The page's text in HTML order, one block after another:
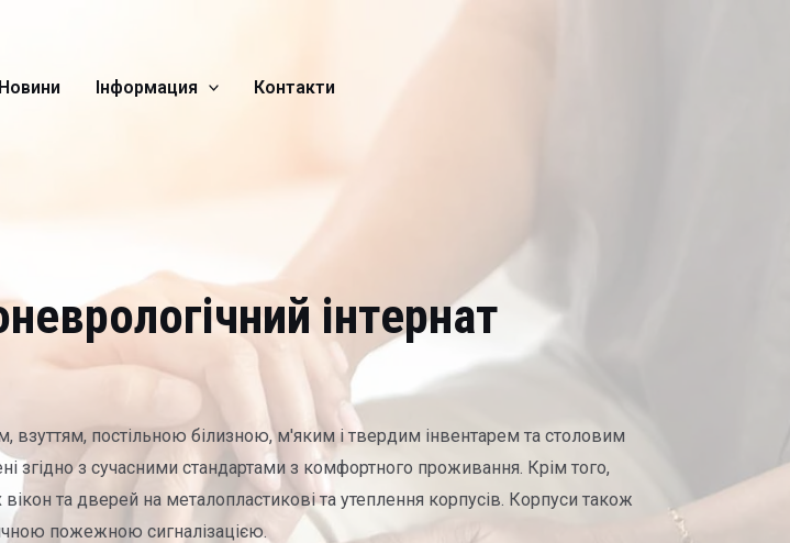
Новини Інформация Контакти
інтернат
взуттям, постільною білизною, м'яким і твердим інвентарем та столовим
згідно з сучасними стандартами з комфортного проживання. Крім того,
та дверей на металопластикові та утеплення корпусів. Корпуси також
пожежною сигналізацією.